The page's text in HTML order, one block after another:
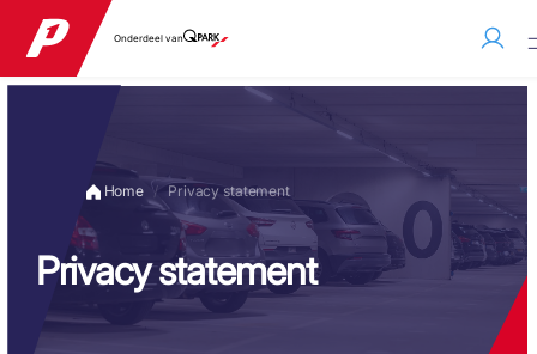
Onderdeel van
Home Privacy statement
Privacy statement